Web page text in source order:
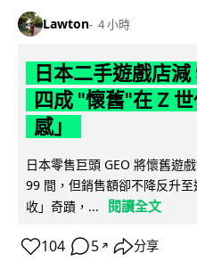
Lawton 4 小時
日本二手遊戲店
四成 "懷舊"在 Z
感」
日本零售巨頭 GEO 將懷舊遊
99 間，但銷售額卻不降反升
收」奇蹟，...
閱讀全文
104 5 ↗ 分享